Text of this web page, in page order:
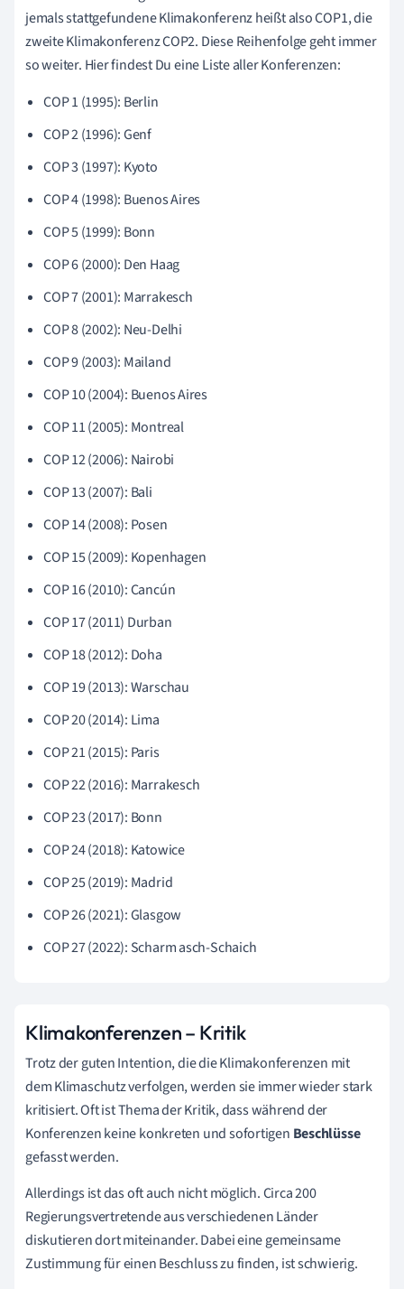
jemals stattgefundene Klimakonferenz heißt also COP1, die
zweite Klimakonferenz COP2. Diese Reihenfolge geht immer
so weiter. Hier findest Du eine Liste aller Konferenzen:
COP 1 (1995): Berlin
COP 2 (1996): Genf
COP 3 (1997): Kyoto
COP 4 (1998): Buenos Aires
COP 5 (1999): Bonn
COP 6 (2000): Den Haag
COP 7 (2001): Marrakesch
COP 8 (2002): Neu-Delhi
COP 9 (2003): Mailand
COP 10 (2004): Buenos Aires
COP 11 (2005): Montreal
COP 12 (2006): Nairobi
COP 13 (2007): Bali
COP 14 (2008): Posen
COP 15 (2009): Kopenhagen
COP 16 (2010): Cancún
COP 17 (2011) Durban
COP 18 (2012): Doha
COP 19 (2013): Warschau
COP 20 (2014): Lima
COP 21 (2015): Paris
COP 22 (2016): Marrakesch
COP 23 (2017): Bonn
COP 24 (2018): Katowice
COP 25 (2019): Madrid
COP 26 (2021): Glasgow
COP 27 (2022): Scharm asch-Schaich
Klimakonferenzen – Kritik
Trotz der guten Intention, die die Klimakonferenzen mit
dem Klimaschutz verfolgen, werden sie immer wieder stark
kritisiert. Oft ist Thema der Kritik, dass während der
Konferenzen keine konkreten und sofortigen Beschlüsse
gefasst werden.
Allerdings ist das oft auch nicht möglich. Circa 200
Regierungsvertretende aus verschiedenen Länder
diskutieren dort miteinander. Dabei eine gemeinsame
Zustimmung für einen Beschluss zu finden, ist schwierig.